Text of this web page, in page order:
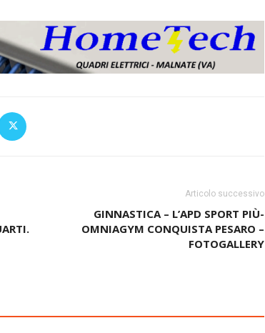
Articolo successivo
GINNASTICA – L’APD SPORT PIÙ-
OMNIAGYM CONQUISTA PESARO –
FOTOGALLERY